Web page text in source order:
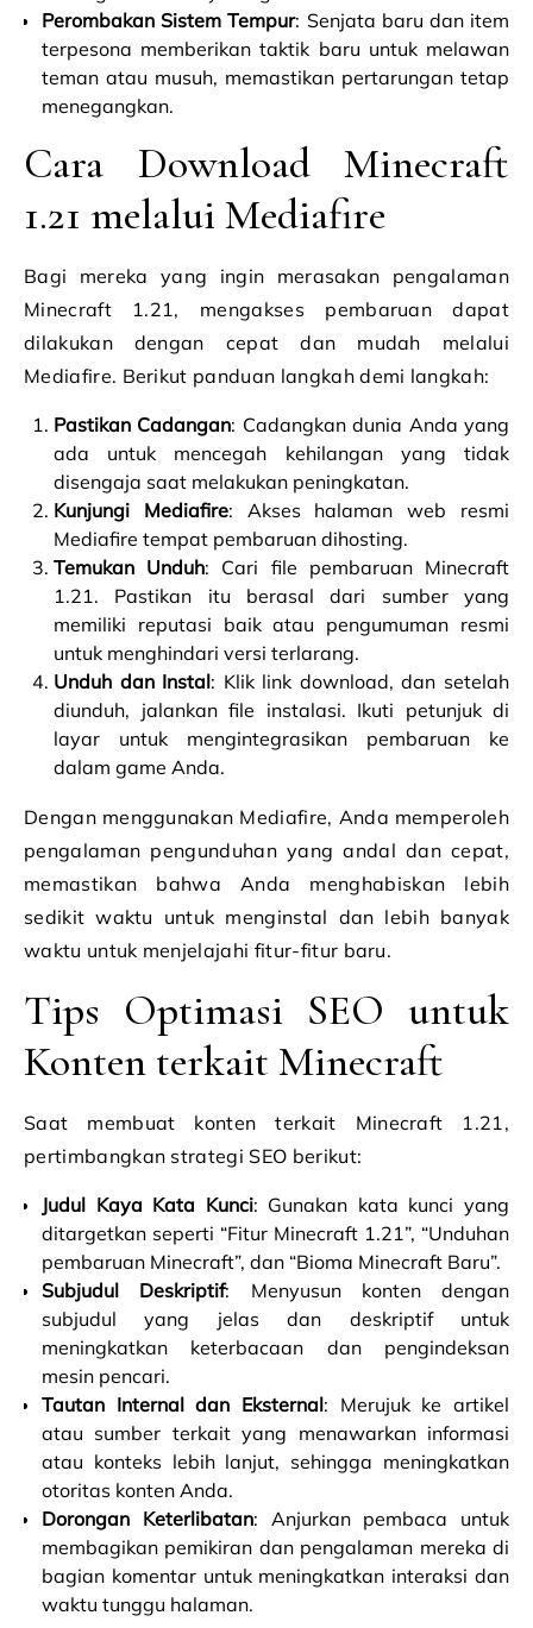
Perombakan Sistem Tempur: Senjata baru dan item
terpesona memberikan taktik baru untuk melawan
teman atau musuh, memastikan pertarungan tetap
menegangkan.
Cara Download Minecraft
1.21 melalui Mediafire
Bagi mereka yang ingin merasakan pengalaman
Minecraft 1.21, mengakses pembaruan dapat
dilakukan dengan cepat dan mudah melalui
Mediafire. Berikut panduan langkah demi langkah:
Pastikan Cadangan: Cadangkan dunia Anda yang
ada untuk mencegah kehilangan yang tidak
disengaja saat melakukan peningkatan.
Kunjungi Mediafire: Akses halaman web resmi
Mediafire tempat pembaruan dihosting.
Temukan Unduh: Cari file pembaruan Minecraft
1.21. Pastikan itu berasal dari sumber yang
memiliki reputasi baik atau pengumuman resmi
untuk menghindari versi terlarang.
Unduh dan Instal: Klik link download, dan setelah
diunduh, jalankan file instalasi. Ikuti petunjuk di
layar untuk mengintegrasikan pembaruan ke
dalam game Anda.
Dengan menggunakan Mediafire, Anda memperoleh
pengalaman pengunduhan yang andal dan cepat,
memastikan bahwa Anda menghabiskan lebih
sedikit waktu untuk menginstal dan lebih banyak
waktu untuk menjelajahi fitur-fitur baru.
Tips Optimasi SEO untuk
Konten terkait Minecraft
Saat membuat konten terkait Minecraft 1.21,
pertimbangkan strategi SEO berikut:
Judul Kaya Kata Kunci: Gunakan kata kunci yang
ditargetkan seperti “Fitur Minecraft 1.21”, “Unduhan
pembaruan Minecraft”, dan “Bioma Minecraft Baru”.
Subjudul Deskriptif: Menyusun konten dengan
subjudul yang jelas dan deskriptif untuk
meningkatkan keterbacaan dan pengindeksan
mesin pencari.
Tautan Internal dan Eksternal: Merujuk ke artikel
atau sumber terkait yang menawarkan informasi
atau konteks lebih lanjut, sehingga meningkatkan
otoritas konten Anda.
Dorongan Keterlibatan: Anjurkan pembaca untuk
membagikan pemikiran dan pengalaman mereka di
bagian komentar untuk meningkatkan interaksi dan
waktu tunggu halaman.